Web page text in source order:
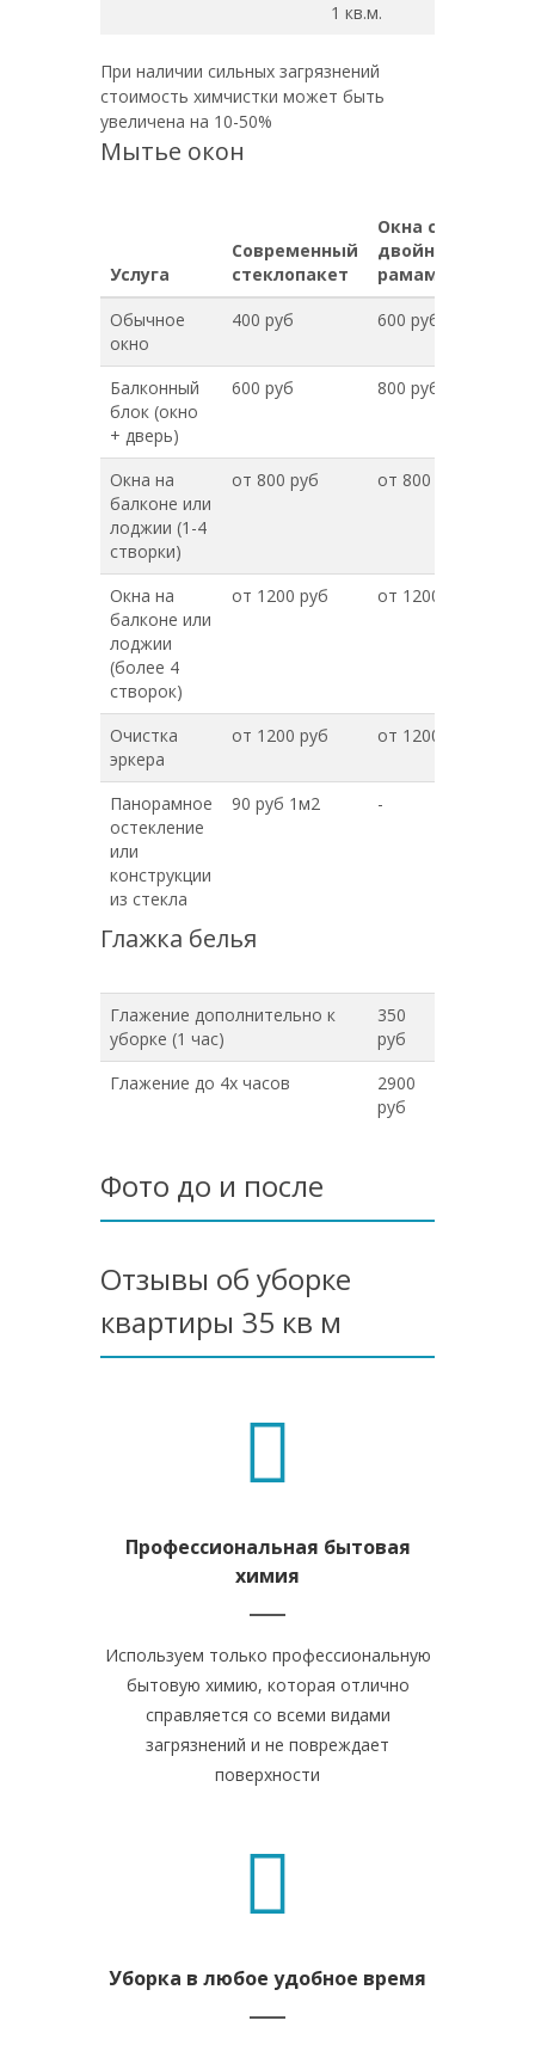
1 кв.м.
При наличии сильных загрязнений
стоимость химчистки может быть
увеличена на 10-50%
Мытье окон
Услуга
Современный
стеклопакет
Окна с
двойными
рамами
Обычное
окно
400 руб 600 руб
Балконный
блок (окно
+ дверь)
600 руб 800 руб
Окна на
балконе или
лоджии (1-4
створки)
от 800 руб от 800 руб
Окна на
балконе или
лоджии
(более 4
створок)
от 1200 руб от 1200 руб
Очистка
эркера
от 1200 руб от 1200 руб
Панорамное
остекление
или
конструкции
из стекла
90 руб 1м2 -
Глажка белья
Глажение дополнительно к
уборке (1 час)
350
руб
Глажение до 4х часов
2900
руб
Фото до и после
Отзывы об уборке
квартиры 35 кв м
Профессиональная бытовая
химия
Используем только профессиональную
бытовую химию, которая отлично
справляется со всеми видами
загрязнений и не повреждает
поверхности
Уборка в любое удобное время